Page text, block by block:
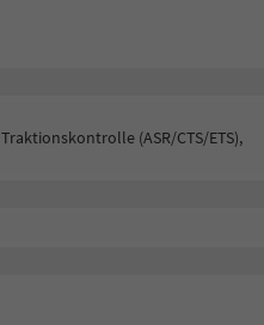
(ASR/CTS/ETS),